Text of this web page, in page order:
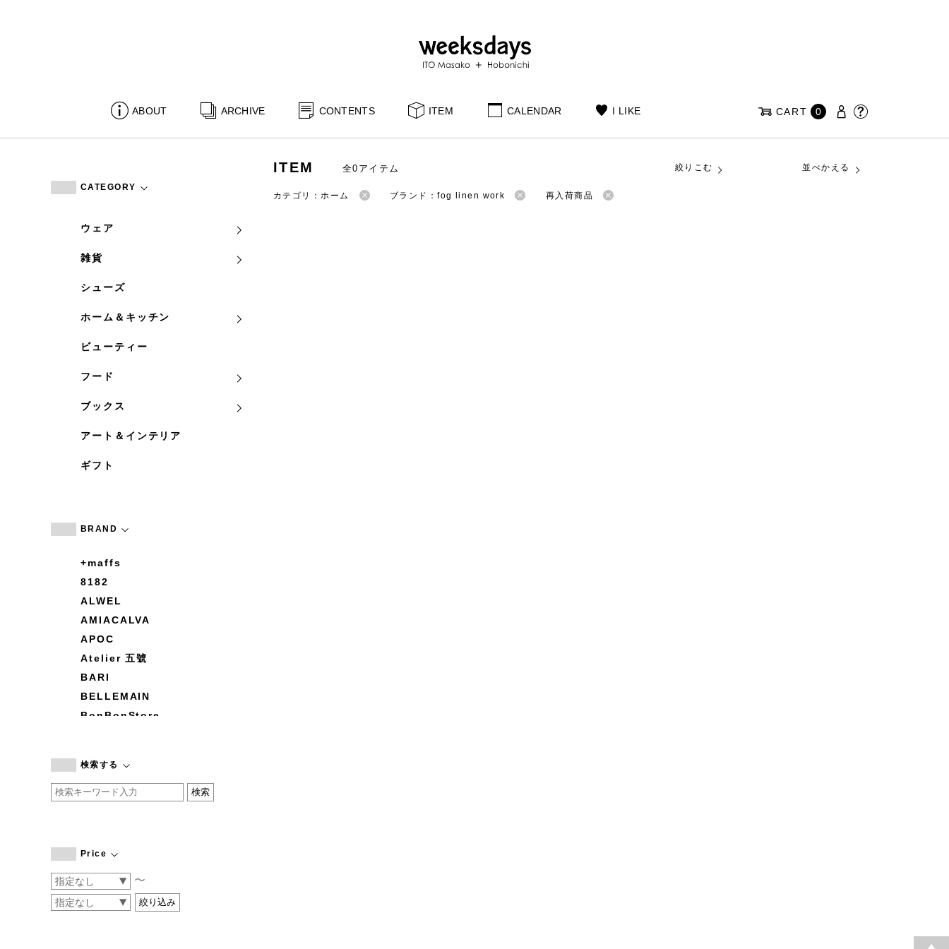
ABOUT ARCHIVE CONTENTS ITEM CALENDAR I LIKE CART 0
CATEGORY
ウェア
雑貨
シューズ
ホーム＆キッチン
ビューティー
フード
ブックス
アート＆インテリア
ギフト
BRAND
+maffs
8182
ALWEL
AMIACALVA
APOC
Atelier 五號
BARI
BELLEMAIN
BonBonStore
by basics
CATWORTH
COGTHEBIGSMOKE
CONVERSE
DEAN & DELUCA
検索する
Price
〜
ITEM 全0アイテム 絞りこむ 並べかえる
カテゴリ：ホーム ブランド：fog linen work 再入荷商品